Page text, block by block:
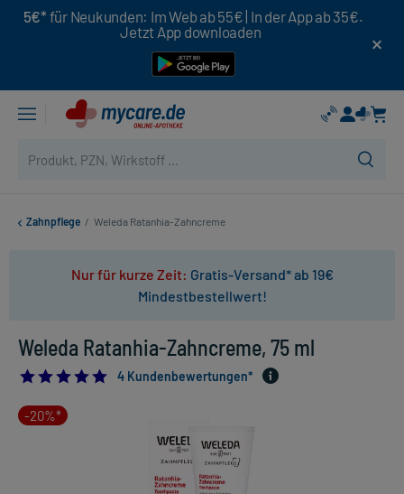
5€* für Neukunden: Im Web ab 55€ | In der App ab 35€.
Jetzt App downloaden
Zahnpflege / Weleda Ratanhia-Zahncreme
Nur für kurze Zeit: Gratis-Versand* ab 19€
Mindestbestellwert!
Weleda Ratanhia-Zahncreme, 75 ml
4.75
4 Kundenbewertungen*
-20%*